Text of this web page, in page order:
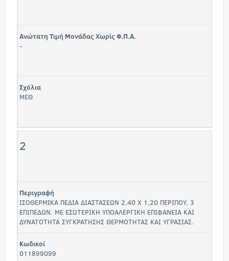
Ανώτατη Τιμή Μονάδας Χωρίς Φ.Π.Α.
-
Σχόλια
ΜΕΘ
2
Περιγραφή
ΙΣΟΘΕΡΜΙΚΑ ΠΕΔΙΑ ΔΙΑΣΤΑΣΕΩΝ 2,40 Χ 1,20 ΠΕΡΙΠΟΥ, 3
ΕΠΙΠΕΔΩΝ. ΜΕ ΕΣΩΤΕΡΙΚΗ ΥΠΟΑΛΕΡΓΙΚΗ ΕΠΙΦΑΝΕΙΑ ΚΑΙ
ΔΥΝΑΤΟΤΗΤΑ ΣΥΓΚΡΑΤΗΣΗΣ ΘΕΡΜΟΤΗΤΑΣ ΚΑΙ ΥΓΡΑΣΙΑΣ.
Κωδικοί
011899099